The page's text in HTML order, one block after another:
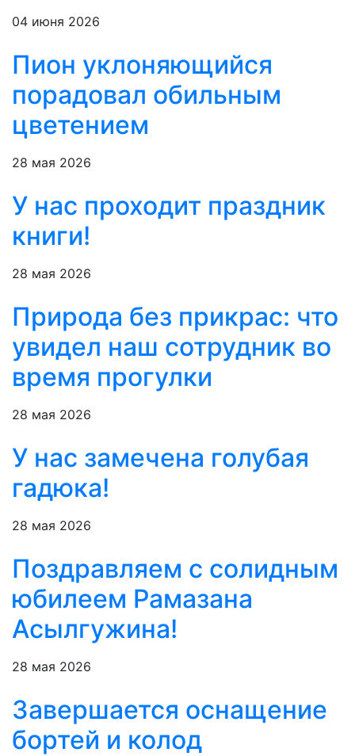
04 июня 2026
Пион уклоняющийся
порадовал обильным
цветением
28 мая 2026
У нас проходит праздник
книги!
28 мая 2026
Природа без прикрас: что
увидел наш сотрудник во
время прогулки
28 мая 2026
У нас замечена голубая
гадюка!
28 мая 2026
Поздравляем с солидным
юбилеем Рамазана
Асылгужина!
28 мая 2026
Завершается оснащение
бортей и колод